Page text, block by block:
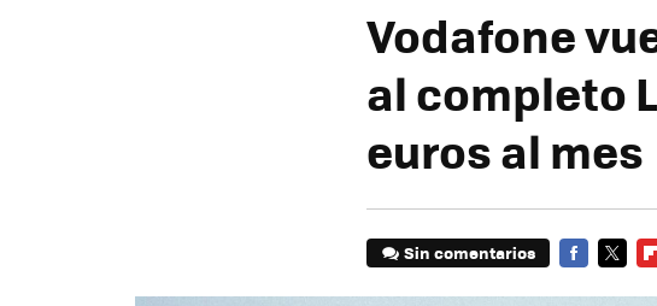
Vodafone
al completo
euros al mes
Sin comentarios